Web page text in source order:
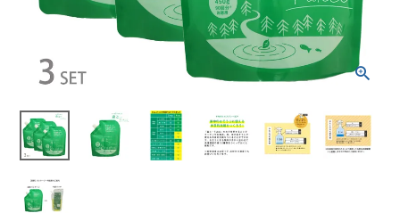
ホーム
新商品
カテゴリーから探す
美容・コスメ・香水
衛生用品